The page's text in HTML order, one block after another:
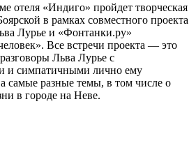
отеля «Индиго» пройдет творческая
в рамках совместного проекта
Лурье и «Фонтанки.ру»
Все встречи проекта — это
Льва Лурье с
и симпатичными лично ему
самые разные темы, в том числе о
в городе на Неве.